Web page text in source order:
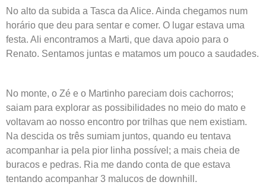
No alto da subida a Tasca da Alice. Ainda chegamos num
horário que deu para sentar e comer. O lugar estava uma
festa. Ali encontramos a Marti, que dava apoio para o
Renato. Sentamos juntas e matamos um pouco a saudades.
No monte, o Zé e o Martinho pareciam dois cachorros;
saiam para explorar as possibilidades no meio do mato e
voltavam ao nosso encontro por trilhas que nem existiam.
Na descida os três sumiam juntos, quando eu tentava
acompanhar ia pela pior linha possível; a mais cheia de
buracos e pedras. Ria me dando conta de que estava
tentando acompanhar 3 malucos de downhill.